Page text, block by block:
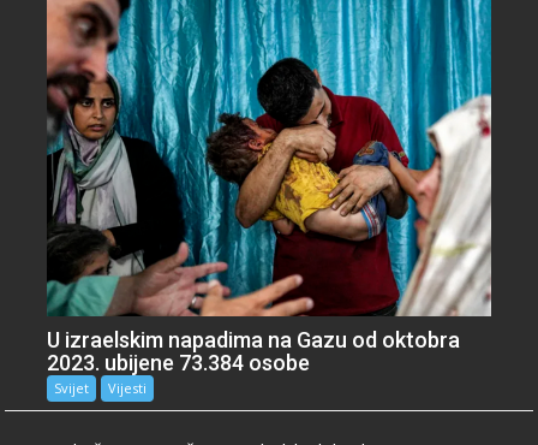
U izraelskim napadima na Gazu od oktobra
2023. ubijene 73.384 osobe
Svijet Vijesti